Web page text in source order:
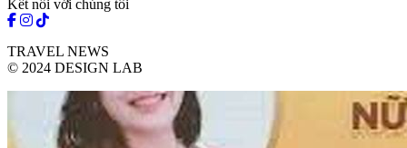
Kết nối với chúng tôi
TRAVEL NEWS
© 2024 DESIGN LAB